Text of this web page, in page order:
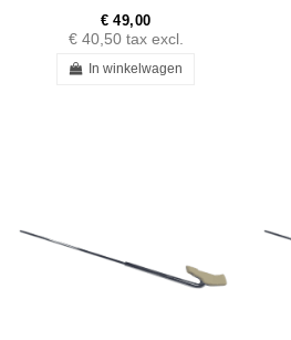
€ 49,00
€ 40,50 tax excl.
In winkelwagen